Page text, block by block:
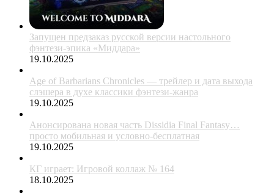
Запущен предзаказ русской версии настольного
фэнтези-эпика «Миддара»
19.10.2025
Age of Barbarians Chronicles — трейлер и дата выхода
слэшера в духе классики фэнтези-жанра
19.10.2025
Анонсирована новая часть Dissidia Final Fantasy…
просто мобильная и условно-бесплатная
19.10.2025
КГ играет: Игровой коллаж № 164
18.10.2025